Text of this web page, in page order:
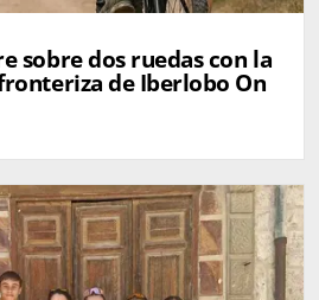
sobre dos ruedas con la
de Iberlobo On